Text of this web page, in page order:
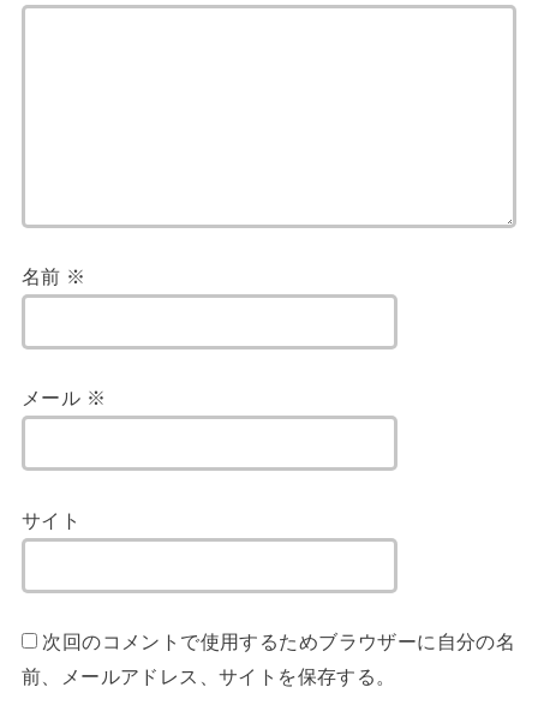
名前 ※
メール ※
サイト
次回のコメントで使用するためブラウザーに自分の名
前、メールアドレス、サイトを保存する。